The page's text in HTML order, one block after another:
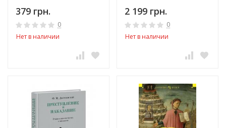
379 грн.
0
Нет в наличии
гусями по Швеции
2 199 грн.
0
Нет в наличии